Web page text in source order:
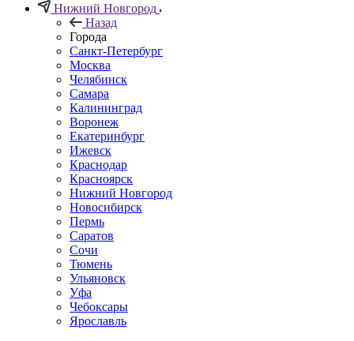
Нижний Новгород
Назад
Города
Санкт-Петербург
Москва
Челябинск
Самара
Калининград
Воронеж
Екатеринбург
Ижевск
Краснодар
Красноярск
Нижний Новгород
Новосибирск
Пермь
Саратов
Сочи
Тюмень
Ульяновск
Уфа
Чебоксары
Ярославль